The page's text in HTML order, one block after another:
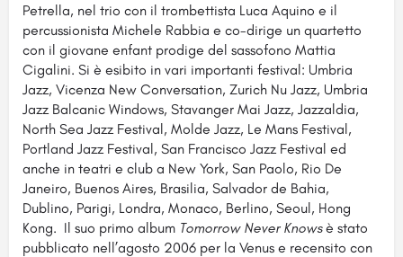
Petrella, nel trio con il trombettista Luca Aquino e il
percussionista Michele Rabbia e co-dirige un quartetto
con il giovane enfant prodige del sassofono Mattia
Cigalini. Si è esibito in vari importanti festival: Umbria
Jazz, Vicenza New Conversation, Zurich Nu Jazz, Umbria
Jazz Balcanic Windows, Stavanger Mai Jazz, Jazzaldia,
North Sea Jazz Festival, Molde Jazz, Le Mans Festival,
Portland Jazz Festival, San Francisco Jazz Festival ed
anche in teatri e club a New York, San Paolo, Rio De
Janeiro, Buenos Aires, Brasilia, Salvador de Bahia,
Dublino, Parigi, Londra, Monaco, Berlino, Seoul, Hong
Kong. Il suo primo album Tomorrow Never Knowsè stato
pubblicato nell’agosto 2006 per la Venus e recensito con